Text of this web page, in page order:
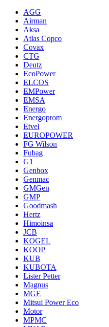
AGG
Airman
Aksa
Atlas Copco
Covax
CTG
Deutz
EcoPower
ELCOS
EMPower
EMSA
Energo
Energoprom
Etvel
EUROPOWER
FG Wilson
Fubag
G1
Genbox
Genmac
GMGen
GMP
Goodmash
Hertz
Himoinsa
JCB
KOGEL
KOOP
KUB
KUBOTA
Lister Petter
Magnus
MGE
Mitsui Power Eco
Motor
MPMC